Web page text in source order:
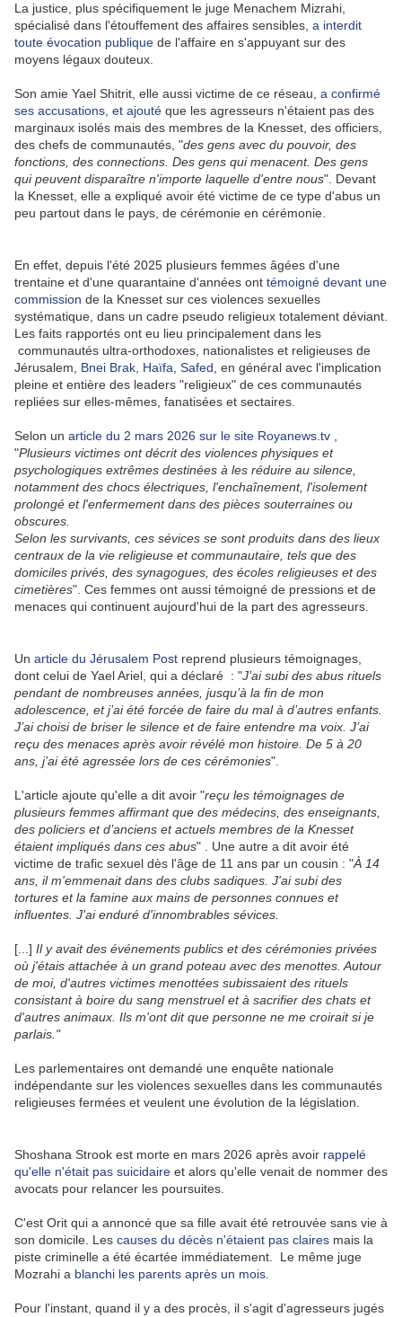
La justice, plus spécifiquement le juge Menachem Mizrahi,
spécialisé dans l'étouffement des affaires sensibles, a interdit
toute évocation publique de l'affaire en s'appuyant sur des
moyens légaux douteux.
Son amie Yael Shitrit, elle aussi victime de ce réseau, a confirmé
ses accusations, et ajouté que les agresseurs n'étaient pas des
marginaux isolés mais des membres de la Knesset, des officiers,
des chefs de communautés, "des gens avec du pouvoir, des
fonctions, des connections. Des gens qui menacent. Des gens
qui peuvent disparaître n'importe laquelle d'entre nous". Devant
la Knesset, elle a expliqué avoir été victime de ce type d'abus un
peu partout dans le pays, de cérémonie en cérémonie.
En effet, depuis l'été 2025 plusieurs femmes âgées d'une
trentaine et d'une quarantaine d'années ont témoigné devant une
commission de la Knesset sur ces violences sexuelles
systématique, dans un cadre pseudo religieux totalement déviant.
Les faits rapportés ont eu lieu principalement dans les
communautés ultra-orthodoxes, nationalistes et religieuses de
Jérusalem, Bnei Brak Haïfa Safed , en général avec l'implication
pleine et entière des leaders "religieux" de ces communautés
repliées sur elles-mêmes, fanatisées et sectaires.
Selon un article du 2 mars 2026 sur le site Royanews.tv
"Plusieurs victimes ont décrit des violences physiques et
psychologiques extrêmes destinées à les réduire au silence,
notamment des chocs électriques, l'enchaînement, l'isolement
prolongé et l'enfermement dans des pièces souterraines ou
obscures.
Selon les survivants, ces sévices se sont produits dans des lieux
centraux de la vie religieuse et communautaire, tels que des
domiciles privés, des synagogues, des écoles religieuses et des
cimetières". Ces femmes ont aussi témoigné de pressions et de
menaces qui continuent aujourd'hui de la part des agresseurs.
Un article du Jérusalem Post reprend plusieurs témoignages,
dont celui de Yael Ariel, qui a déclaré : "J’ai subi des abus rituels
pendant de nombreuses années, jusqu’à la fin de mon
adolescence, et j’ai été forcée de faire du mal à d’autres enfants.
J’ai choisi de briser le silence et de faire entendre ma voix. J’ai
reçu des menaces après avoir révélé mon histoire. De 5 à 20
ans, j’ai été agressée lors de ces cérémonies".
L'article ajoute qu'elle a dit avoir "reçu les témoignages de
plusieurs femmes affirmant que des médecins, des enseignants,
des policiers et d’anciens et actuels membres de la Knesset
étaient impliqués dans ces abus" . Une autre a dit avoir été
victime de trafic sexuel dès l'âge de 11 ans par un cousin : "À 14
ans, il m'emmenait dans des clubs sadiques. J'ai subi des
tortures et la famine aux mains de personnes connues et
influentes. J'ai enduré d'innombrables sévices.
[...] Il y avait des événements publics et des cérémonies privées
où j'étais attachée à un grand poteau avec des menottes. Autour
de moi, d'autres victimes menottées subissaient des rituels
consistant à boire du sang menstruel et à sacrifier des chats et
d'autres animaux. Ils m'ont dit que personne ne me croirait si je
parlais."
Les parlementaires ont demandé une enquête nationale
indépendante sur les violences sexuelles dans les communautés
religieuses fermées et veulent une évolution de la législation.
Shoshana Strook est morte en mars 2026 après avoir rappelé
qu'elle n'était pas suicidaire et alors qu'elle venait de nommer des
avocats pour relancer les poursuites.
C'est Orit qui a annoncé que sa fille avait été retrouvée sans vie à
son domicile. Les causes du décès n'étaient pas claires mais la
piste criminelle a été écartée immédiatement. Le même juge
Mozrahi a blanchi les parents après un mois
Pour l'instant, quand il y a des procès, il s'agit d'agresseurs jugés